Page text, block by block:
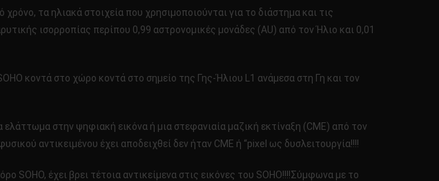
τα ηλιακά στοιχεία που χρησιμοποιούνται για το διάστημα και τις
ισορροπίας περίπου 0,99 αστρονομικές μονάδες (AU) από τον Ήλιο και 0,01
κοντά στο χώρο κοντά στο σημείο της Γης-Ήλιου L1 ανάμεσα στη Γη και τον
ελάττωμα στην ψηφιακή εικόνα ή μια στεφανιαία μαζική εκτίναξη (CME) από τον
αντικειμένου έχει αποδειχθεί δεν ήταν CME ή “pixel ως δυσλειτουργία!!!!
έχει βρει τέτοια αντικείμενα στις εικόνες του SOHO!!!!Σύμφωνα με το